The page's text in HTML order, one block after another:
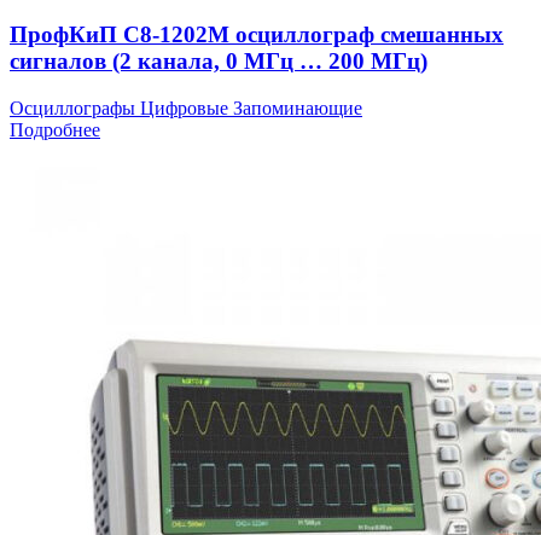
ПрофКиП С8-1202М осциллограф смешанных
сигналов (2 канала, 0 МГц … 200 МГц)
Осциллографы Цифровые Запоминающие
Подробнее